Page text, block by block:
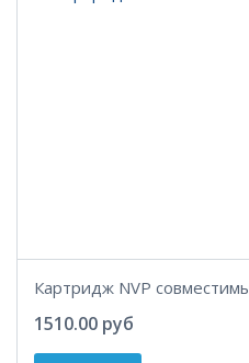
Картридж NVP
1510.00 руб